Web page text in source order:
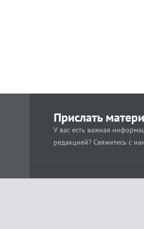
Прислать
У вас есть важная
редакцией? Свяжитесь с